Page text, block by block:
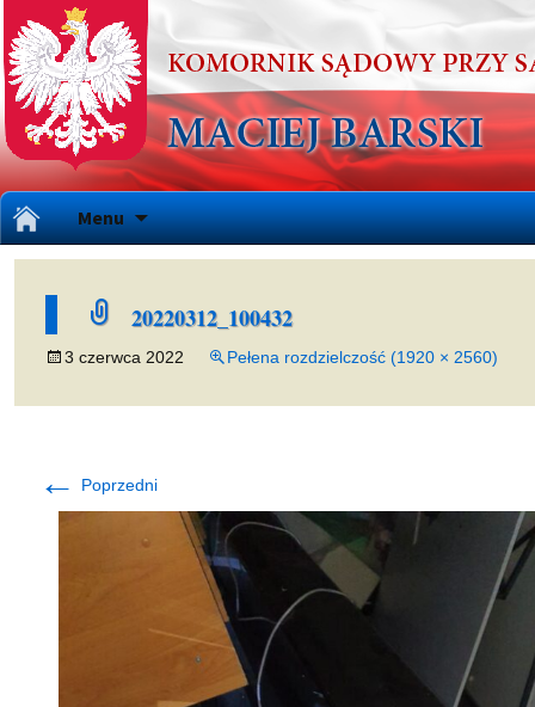
Menu
do
20220312_100432
3 czerwca 2022 Pełena rozdzielczość (1920 × 2560)
← Poprzedni